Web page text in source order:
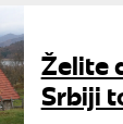
Želite
Srbiji